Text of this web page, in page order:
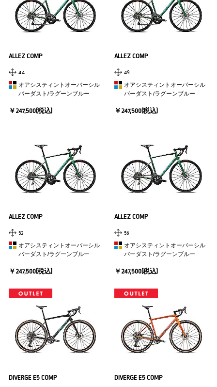
ALLEZ COMP
44
オアシスティントオーバーシル
バーダスト/ラグーンブルー
￥247,500(税込)
ALLEZ COMP
49
オアシスティントオーバーシル
バーダスト/ラグーンブルー
￥247,500(税込)
ALLEZ COMP
52
オアシスティントオーバーシル
バーダスト/ラグーンブルー
￥247,500(税込)
ALLEZ COMP
56
オアシスティントオーバーシル
バーダスト/ラグーンブルー
￥247,500(税込)
DIVERGE E5 COMP DIVERGE E5 COMP